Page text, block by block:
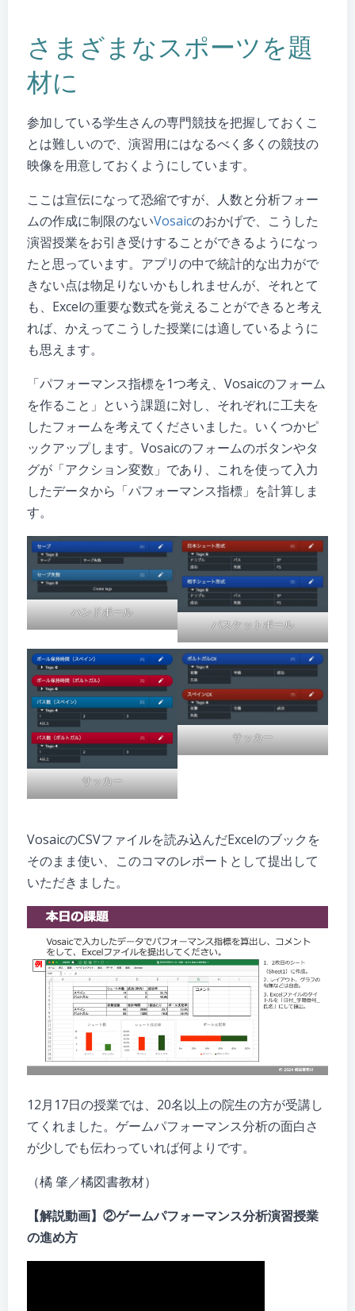
さまざまなスポーツを題
材に
参加している学生さんの専門競技を把握しておくこ
とは難しいので、演習用にはなるべく多くの競技の
映像を用意しておくようにしています。
ここは宣伝になって恐縮ですが、人数と分析フォー
ムの作成に制限のないVosaicのおかげで、こうした
演習授業をお引き受けすることができるようになっ
たと思っています。アプリの中で統計的な出力がで
きない点は物足りないかもしれませんが、それとて
も、Excelの重要な数式を覚えることができると考え
れば、かえってこうした授業には適しているように
も思えます。
「パフォーマンス指標を1つ考え、Vosaicのフォーム
を作ること」という課題に対し、それぞれに工夫を
したフォームを考えてくださいました。いくつかピ
ックアップします。Vosaicのフォームのボタンやタ
グが「アクション変数」であり、これを使って入力
したデータから「パフォーマンス指標」を計算しま
す。
ハンドボール
バスケットボール
サッカー
サッカー
VosaicのCSVファイルを読み込んだExcelのブックを
そのまま使い、このコマのレポートとして提出して
いただきました。
12月17日の授業では、20名以上の院生の方が受講し
てくれました。ゲームパフォーマンス分析の面白さ
が少しでも伝わっていれば何よりです。
（橘 肇／橘図書教材）
【解説動画】②ゲームパフォーマンス分析演習授業
の進め方